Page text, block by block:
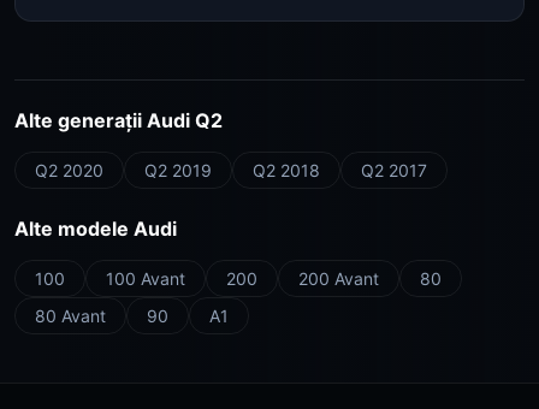
Alte generații Audi Q2
Q2 2020 Q2 2019 Q2 2018 Q2 2017
Alte modele Audi
100 100 Avant 200 200 Avant
80
80 Avant
90 A1